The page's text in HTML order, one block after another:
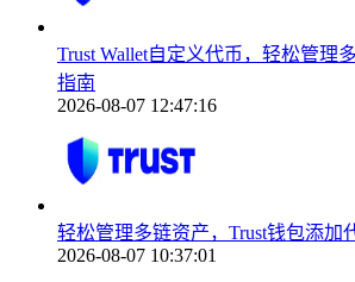
Trust Wallet自定义代币，轻松管理
指南
2026-08-07 12:47:16
轻松管理多链资产，Trust钱包添加
2026-08-07 10:37:01